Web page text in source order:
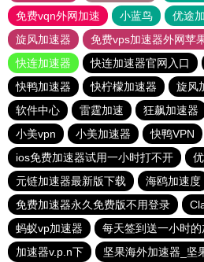
免费vqn外网加速
小蓝鸟 优途
旋风加速器
免费vps加速器外网苹
快连加速器
快连加速器官网入口
快鸭加速器
快柠檬加速器 旋风
软件中心
雷霆加速 狂飙加速器
小美vpn
小美加速器
快鸭VPN
ios免费加速器试用一小时打不开
元链加速器最新版下载
海鸥加速度
免费加速器永久免费版不用登录
蚂蚁vp加速器
每天签到送一小时的
加速器v.p.n下
坚果海外加速器_坚